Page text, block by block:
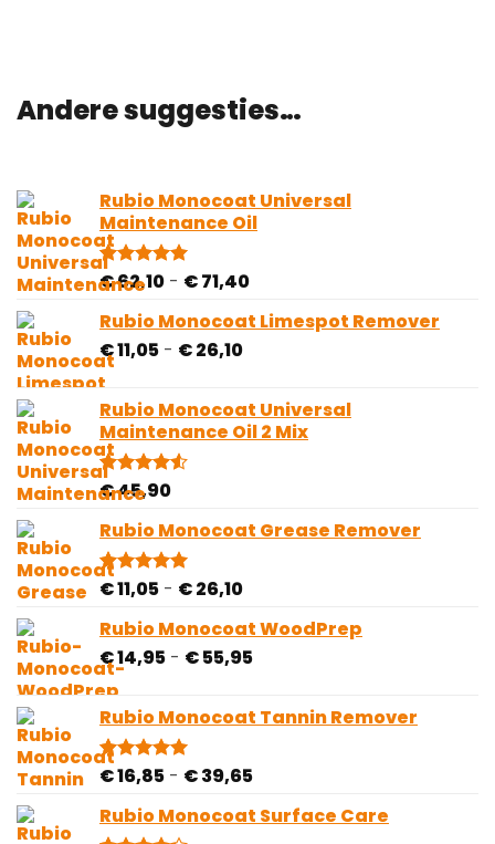
Andere suggesties…
Rubio Monocoat Universal
Maintenance Oil
Gewaardeerd
5.00op 5
gebaseerd
op
2
klantbeoordelingen
€62,10 - €71,40Prijsklasse:
tot
Rubio Monocoat Limespot Remover
€11,05 - €26,10Prijsklasse:
€ 26,10
Rubio Monocoat Universal
Maintenance Oil 2 Mix
Gewaardeerd
4.50op 5
gebaseerd
op
2
klantbeoordelingen
€45,90
Rubio Monocoat Grease Remover
Gewaardeerd
gebaseerd
op
1
klantbeoordeling
€11,05 - €26,10Prijsklasse:
tot
€ 26,10
Rubio Monocoat WoodPrep
€14,95 - €55,95Prijsklasse:
€ 55,95
Rubio Monocoat Tannin Remover
Gewaardeerd
gebaseerd
op
1
€16,85 - €39,65Prijsklasse:
tot
Rubio Monocoat Surface Care